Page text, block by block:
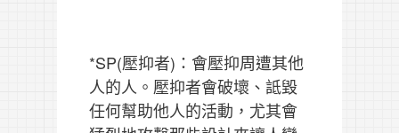
*SP(壓抑者)：會壓抑周遭其他
人的人。壓抑者會破壞、詆毀
任何幫助他人的活動，尤其會